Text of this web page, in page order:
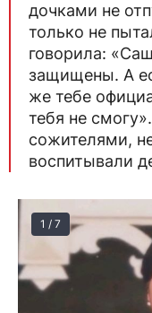
дочками не
только не
говорила:
защищены. А
же тебе
тебя не
сожителями,
воспитывали
1 / 7